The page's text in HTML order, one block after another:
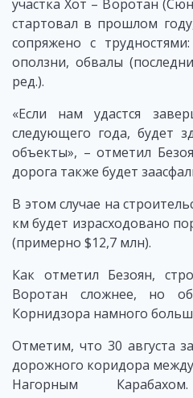
участка Хот – Воротан
стартовал в прошлом
сопряжено с
оползни, обвалы
ред.).
«Если нам удастся
следующего года, будет
объекты», – отметил
дорога также будет
В этом случае на
км будет израсходовано
(примерно $12,7 млн).
Как отметил Безоян,
Воротан сложнее, но
Корнидзора намного
Отметим, что 30 августа
дорожного коридора
Нагорным